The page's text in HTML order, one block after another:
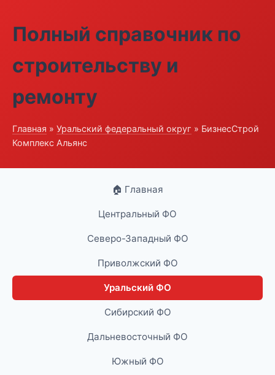
Полный справочник по
строительству и
ремонту
Главная » Уральский федеральный округ » БизнесСтрой
Комплекс Альянс
🏠 Главная
Центральный ФО
Северо-Западный ФО
Приволжский ФО
Уральский ФО
Сибирский ФО
Дальневосточный ФО
Южный ФО